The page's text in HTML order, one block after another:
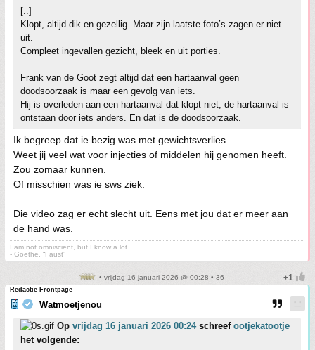
[..]
Klopt, altijd dik en gezellig. Maar zijn laatste foto’s zagen er niet
uit.
Compleet ingevallen gezicht, bleek en uit porties.
Frank van de Goot zegt altijd dat een hartaanval geen
doodsoorzaak is maar een gevolg van iets.
Hij is overleden aan een hartaanval dat klopt niet, de hartaanval is
ontstaan door iets anders. En dat is de doodsoorzaak.
Ik begreep dat ie bezig was met gewichtsverlies.
Weet jij veel wat voor injecties of middelen hij genomen heeft.
Zou zomaar kunnen.
Of misschien was ie sws ziek.
Die video zag er echt slecht uit. Eens met jou dat er meer aan
de hand was.
I am not omniscient, but I know a lot.
- Goethe, “Faust”
• vrijdag 16 januari 2026 @ 00:28 • 36
Redactie Frontpage
Watmoetjenou
Op vrijdag 16 januari 2026 00:24schreef ootjekatootje
het volgende: